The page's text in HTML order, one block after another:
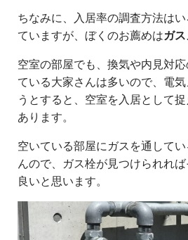
ちなみに、入居率の調査方法は
ていますが、ぼくのお薦めはガ
空室の部屋でも、換気や内見対
ている大家さんは多いので、電
うとすると、空室を入居として
あります。
空いている部屋にガスを通して
んので、ガス栓が見つけられれ
良いと思います。